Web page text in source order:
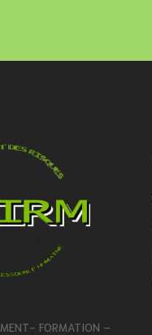
FORMATION –